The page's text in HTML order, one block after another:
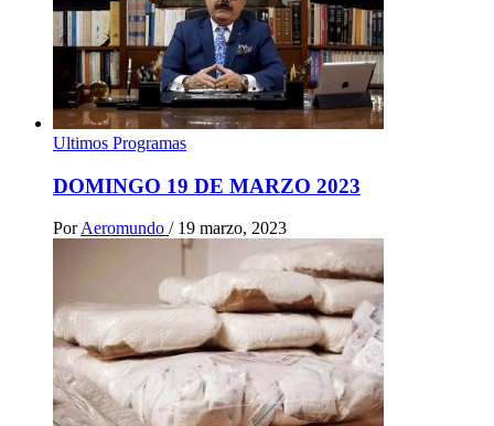
Ultimos Programas
DOMINGO 19 DE MARZO 2023
Por Aeromundo / 19 marzo, 2023